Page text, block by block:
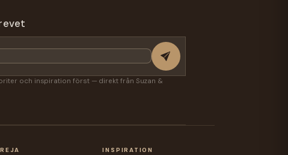
och inspiration först — direkt från Suzan &
INSPIRATION